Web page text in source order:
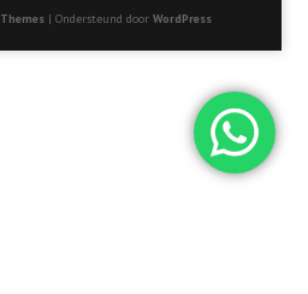
| Ondersteund door WordPress